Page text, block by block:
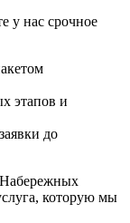
у нас срочное
этапов и
до
которую мы